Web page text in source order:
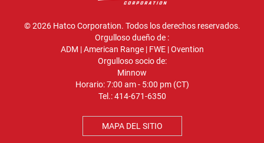
© 2026 Hatco Corporation. Todos los derechos reservados.
Orgulloso dueño de :
ADM |American Range| FWE|Ovention
Orgulloso socio de:
Minnow
Horario: 7:00 am - 5:00 pm (CT)
Tel.:414-671-6350
MAPA DEL SITIO